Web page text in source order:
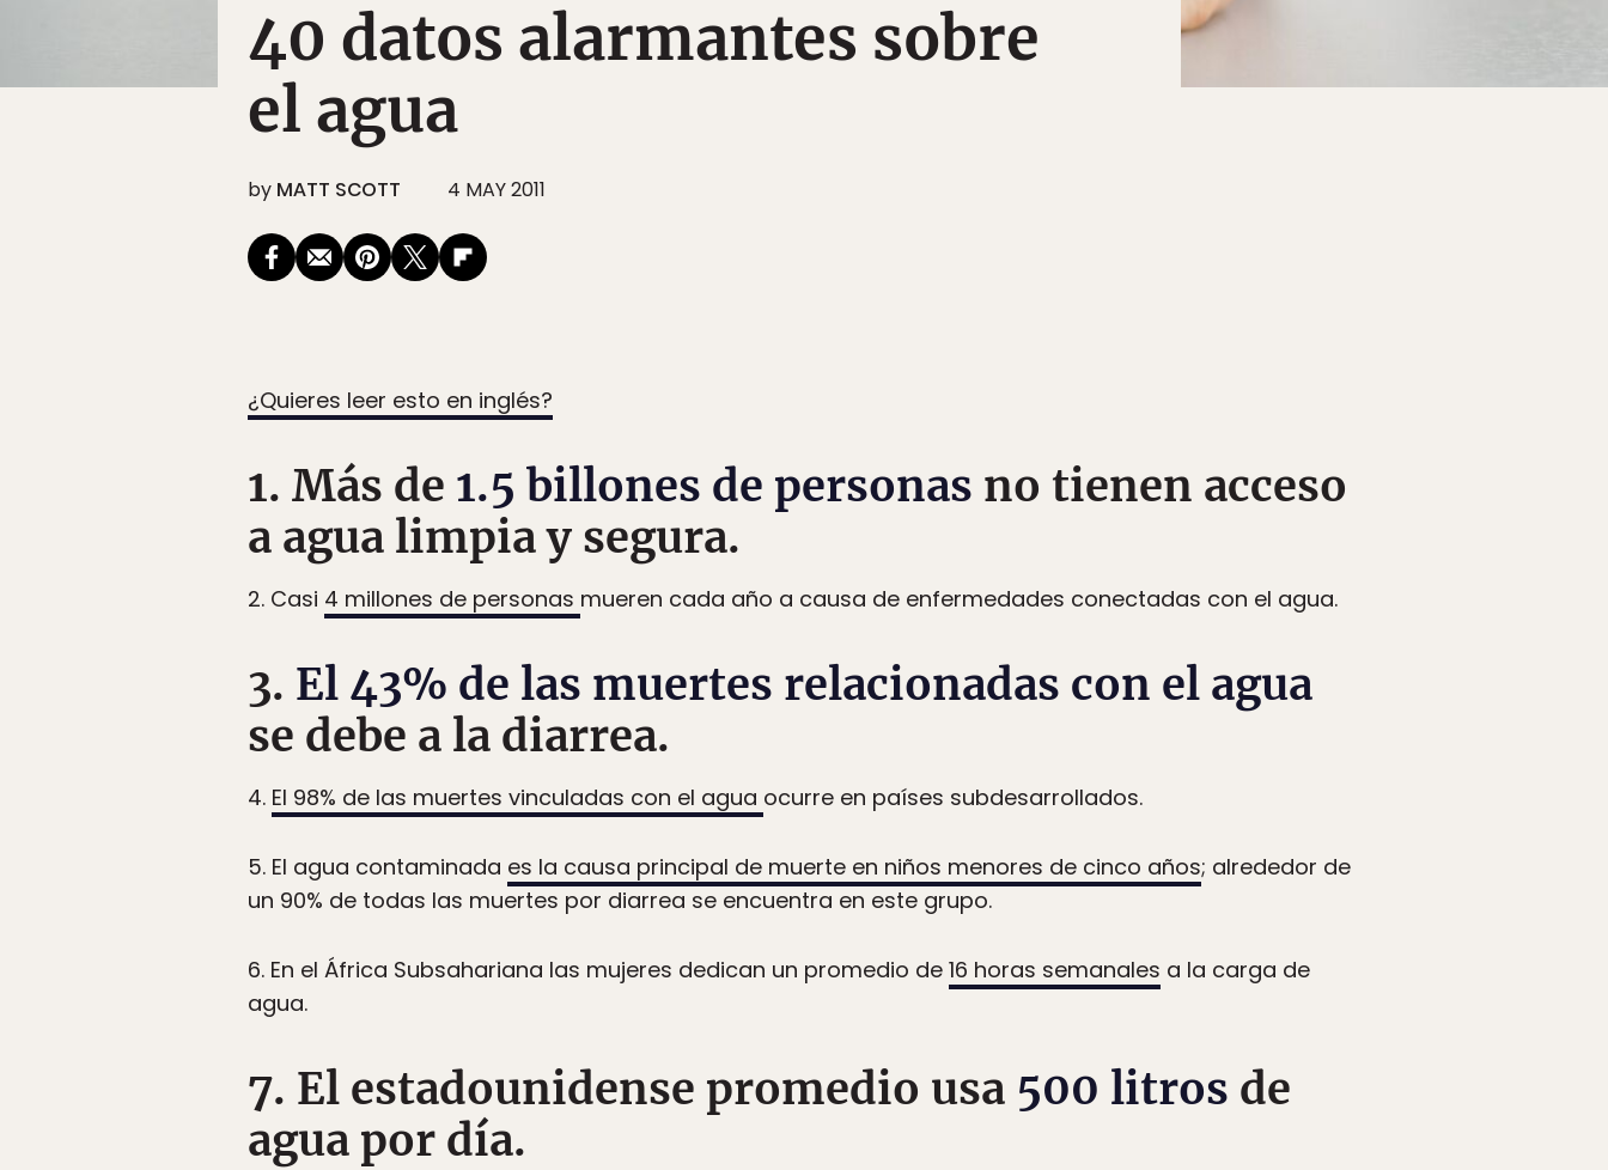
40 datos alarmantes sobre
el agua
by MATT SCOTT 4 MAY 2011
¿Quieres leer esto en inglés?
1. Más de 1.5 billones de personas no tienen acceso
a agua limpia y segura.
2. Casi 4 millones de personas mueren cada año a causa de enfermedades conectadas con el agua.
3. El 43% de las muertes relacionadas con el agua
se debe a la diarrea.
4. El 98% de las muertes vinculadas con el agua ocurre en países subdesarrollados.
5. El agua contaminada es la causa principal de muerte en niños menores de cinco años; alrededor de
un 90% de todas las muertes por diarrea se encuentra en este grupo.
6. En el África Subsahariana las mujeres dedican un promedio de 16 horas semanales a la carga de
agua.
7. El estadounidense promedio usa 500 litros de
agua por día.